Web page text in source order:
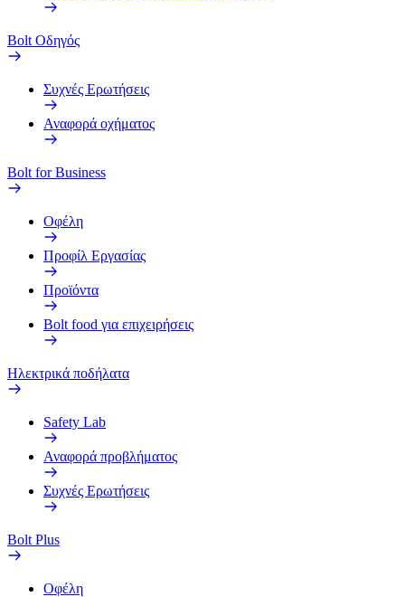
Bolt Οδηγός
Συχνές Ερωτήσεις
Αναφορά οχήματος
Bolt for Business
Οφέλη
Προφίλ Εργασίας
Προϊόντα
Bolt food για επιχειρήσεις
Ηλεκτρικά ποδήλατα
Safety Lab
Αναφορά προβλήματος
Συχνές Ερωτήσεις
Bolt Plus
Οφέλη